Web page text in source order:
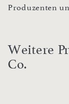
Produzenten
Weitere
Co.